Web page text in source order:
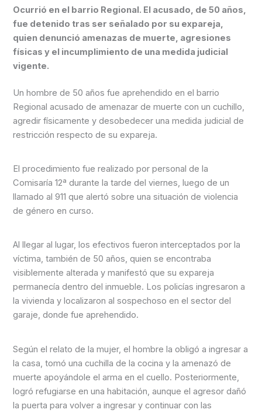
Ocurrió en el barrio Regional. El acusado, de 50 años,
fue detenido tras ser señalado por su expareja,
quien denunció amenazas de muerte, agresiones
físicas y el incumplimiento de una medida judicial
vigente.
Un hombre de 50 años fue aprehendido en el barrio
Regional acusado de amenazar de muerte con un cuchillo,
agredir físicamente y desobedecer una medida judicial de
restricción respecto de su expareja.
El procedimiento fue realizado por personal de la
Comisaría 12ª durante la tarde del viernes, luego de un
llamado al 911 que alertó sobre una situación de violencia
de género en curso.
Al llegar al lugar, los efectivos fueron interceptados por la
víctima, también de 50 años, quien se encontraba
visiblemente alterada y manifestó que su expareja
permanecía dentro del inmueble. Los policías ingresaron a
la vivienda y localizaron al sospechoso en el sector del
garaje, donde fue aprehendido.
Según el relato de la mujer, el hombre la obligó a ingresar a
la casa, tomó una cuchilla de la cocina y la amenazó de
muerte apoyándole el arma en el cuello. Posteriormente,
logró refugiarse en una habitación, aunque el agresor dañó
la puerta para volver a ingresar y continuar con las